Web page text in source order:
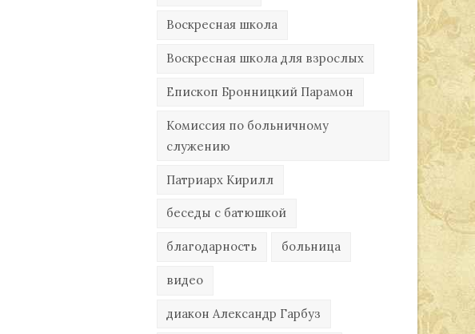
Воскресная школа
Воскресная школа для взрослых
Епископ Бронницкий Парамон
Комиссия по больничному
служению
Патриарх Кирилл
беседы с батюшкой
благодарность больница
видео
диакон Александр Гарбуз